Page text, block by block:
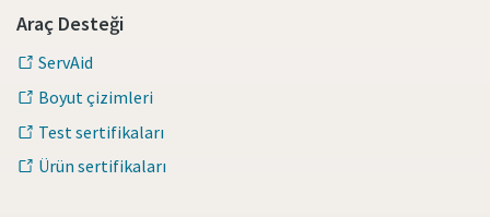
Araç Desteği
ServAid
Boyut çizimleri
Test sertifikaları
Ürün sertifikaları